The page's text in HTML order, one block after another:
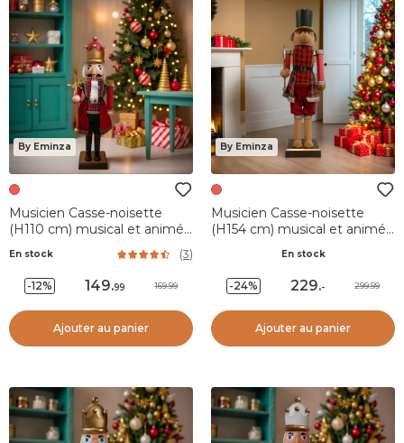
By Eminza
Musicien Casse-noisette
(H110 cm) musical et animé
En stock (3)
-12% 149.99 169.99
Ajouter au panier
By Eminza
Musicien Casse-noisette
(H154 cm) musical et animé
En stock
-24% 229.- 299.99
Ajouter au panier